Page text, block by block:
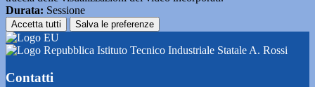
Durata: Sessione
Accetta tutti Salva le preferenze
Istituto Tecnico Industriale Statale A. Rossi
Contatti